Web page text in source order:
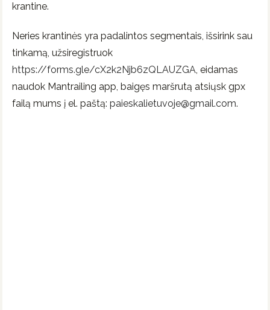
krantine.
Neries krantinės yra padalintos segmentais, išsirink sau
tinkamą, užsiregistruok
https://forms.gle/cX2k2Njb6zQLAUZGA, eidamas
naudok Mantrailing app, baigęs maršrutą atsiųsk gpx
failą mums į el. paštą: paieskalietuvoje@gmail.com.